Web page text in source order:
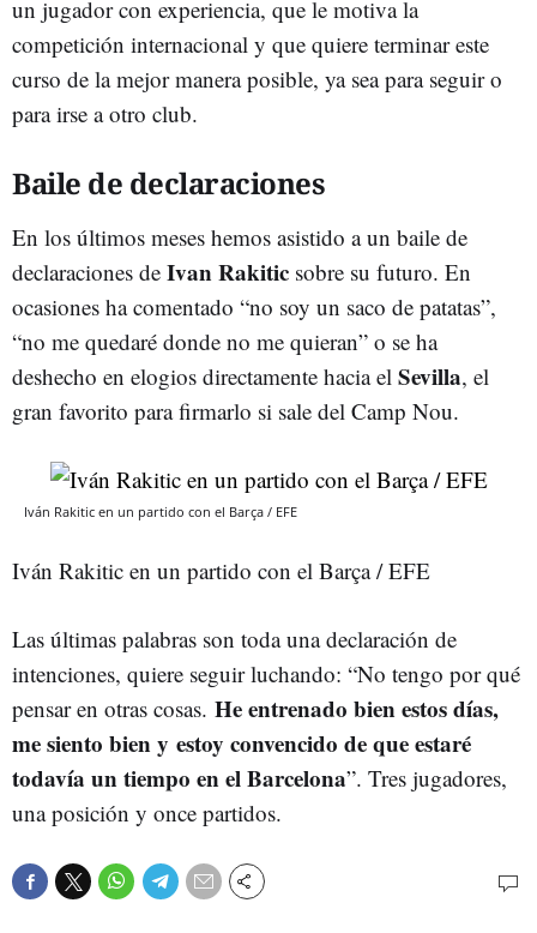
un jugador con experiencia, que le motiva la
competición internacional y que quiere terminar este
curso de la mejor manera posible, ya sea para seguir o
para irse a otro club.
Baile de declaraciones
En los últimos meses hemos asistido a un baile de
declaraciones de Ivan Rakitic sobre su futuro. En
ocasiones ha comentado “no soy un saco de patatas”,
“no me quedaré donde no me quieran” o se ha
deshecho en elogios directamente hacia el Sevilla, el
gran favorito para firmarlo si sale del Camp Nou.
Iván Rakitic en un partido con el Barça / EFE
Iván Rakitic en un partido con el Barça / EFE
Las últimas palabras son toda una declaración de
intenciones, quiere seguir luchando: “No tengo por qué
pensar en otras cosas. He entrenado bien estos días,
me siento bien y estoy convencido de que estaré
todavía un tiempo en el Barcelona”. Tres jugadores,
una posición y once partidos.